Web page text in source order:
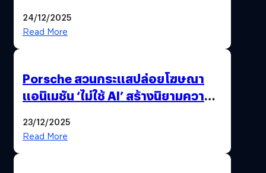
24/12/2025
Read More
Porsche สวนกระแสปล่อยโฆษณา
แอนิเมชัน ‘ไม่ใช้ AI’ สร้างนิยามความ
23/12/2025
Read More